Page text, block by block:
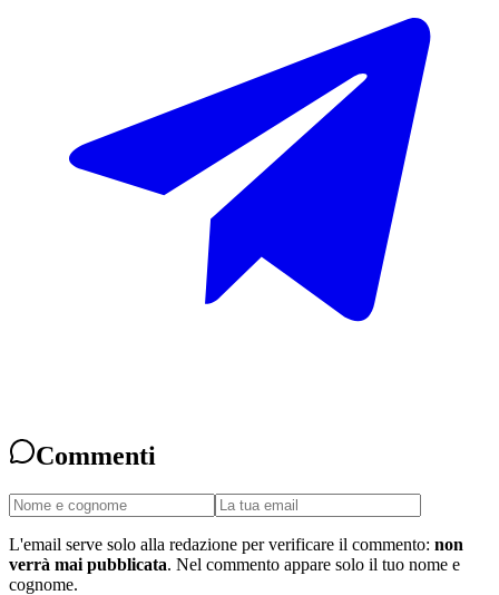
Commenti
L'email serve solo alla redazione per verificare il commento: non
verrà mai pubblicata. Nel commento appare solo il tuo nome e
cognome.